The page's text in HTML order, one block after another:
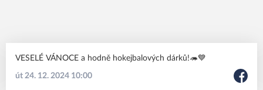
VESELÉ VÁNOCE a hodně hokejbalových dárků!🦔💙
út 24. 12. 2024 10:00